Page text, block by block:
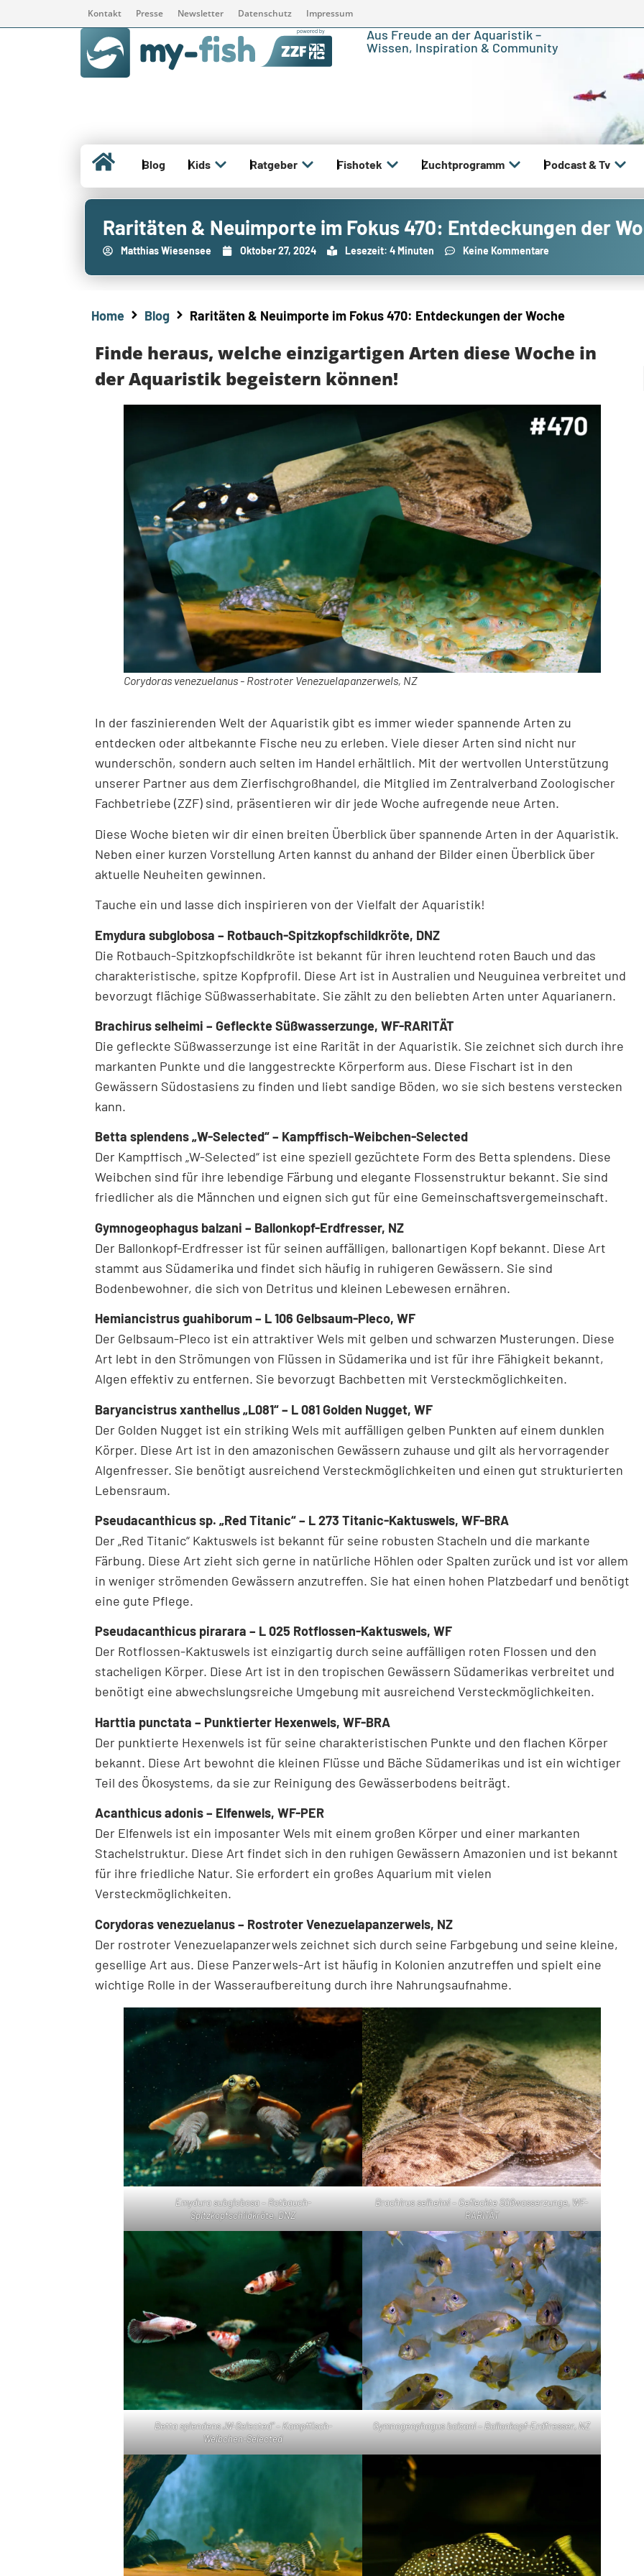
Kontakt Presse Newsletter Datenschutz Impressum
Aus Freude an der Aquaristik –
Wissen, Inspiration & Community
Blog Kids Ratgeber Fishotek Zuchtprogramm Podcast & Tv
Raritäten & Neuimporte im Fokus 470: Entdeckungen der
Matthias Wiesensee Oktober 27, 2024 Lesezeit: 4 Minuten Keine Kommentare
Home Blog Raritäten & Neuimporte im Fokus 470: Entdeckungen der Woche
Finde heraus, welche einzigartigen Arten diese Woche in
der Aquaristik begeistern können!
Corydoras venezuelanus - Rostroter Venezuelapanzerwels, NZ
In der faszinierenden Welt der Aquaristik gibt es immer wieder spannende Arten zu
entdecken oder altbekannte Fische neu zu erleben. Viele dieser Arten sind nicht nur
wunderschön, sondern auch selten im Handel erhältlich. Mit der wertvollen Unterstützung
unserer Partner aus dem Zierfischgroßhandel, die Mitglied im Zentralverband Zoologischer
Fachbetriebe (ZZF) sind, präsentieren wir dir jede Woche aufregende neue Arten.
Diese Woche bieten wir dir einen breiten Überblick über spannende Arten in der Aquaristik.
Neben einer kurzen Vorstellung Arten kannst du anhand der Bilder einen Überblick über
aktuelle Neuheiten gewinnen.
Tauche ein und lasse dich inspirieren von der Vielfalt der Aquaristik!
Emydura subglobosa – Rotbauch-Spitzkopfschildkröte, DNZ
Die Rotbauch-Spitzkopfschildkröte ist bekannt für ihren leuchtend roten Bauch und das
charakteristische, spitze Kopfprofil. Diese Art ist in Australien und Neuguinea verbreitet und
bevorzugt flächige Süßwasserhabitate. Sie zählt zu den beliebten Arten unter Aquarianern.
Brachirus selheimi – Gefleckte Süßwasserzunge, WF-RARITÄT
Die gefleckte Süßwasserzunge ist eine Rarität in der Aquaristik. Sie zeichnet sich durch ihre
markanten Punkte und die langgestreckte Körperform aus. Diese Fischart ist in den
Gewässern Südostasiens zu finden und liebt sandige Böden, wo sie sich bestens verstecken
kann.
Betta splendens „W-Selected“ – Kampffisch-Weibchen-Selected
Der Kampffisch „W-Selected“ ist eine speziell gezüchtete Form des Betta splendens. Diese
Weibchen sind für ihre lebendige Färbung und elegante Flossenstruktur bekannt. Sie sind
friedlicher als die Männchen und eignen sich gut für eine Gemeinschaftsvergemeinschaft.
Gymnogeophagus balzani – Ballonkopf-Erdfresser, NZ
Der Ballonkopf-Erdfresser ist für seinen auffälligen, ballonartigen Kopf bekannt. Diese Art
stammt aus Südamerika und findet sich häufig in ruhigeren Gewässern. Sie sind
Bodenbewohner, die sich von Detritus und kleinen Lebewesen ernähren.
Hemiancistrus guahiborum – L 106 Gelbsaum-Pleco, WF
Der Gelbsaum-Pleco ist ein attraktiver Wels mit gelben und schwarzen Musterungen. Diese
Art lebt in den Strömungen von Flüssen in Südamerika und ist für ihre Fähigkeit bekannt,
Algen effektiv zu entfernen. Sie bevorzugt Bachbetten mit Versteckmöglichkeiten.
Baryancistrus xanthellus „L081“ – L 081 Golden Nugget, WF
Der Golden Nugget ist ein striking Wels mit auffälligen gelben Punkten auf einem dunklen
Körper. Diese Art ist in den amazonischen Gewässern zuhause und gilt als hervorragender
Algenfresser. Sie benötigt ausreichend Versteckmöglichkeiten und einen gut strukturierten
Lebensraum.
Pseudacanthicus sp. „Red Titanic“ – L 273 Titanic-Kaktuswels, WF-BRA
Der „Red Titanic“ Kaktuswels ist bekannt für seine robusten Stacheln und die markante
Färbung. Diese Art zieht sich gerne in natürliche Höhlen oder Spalten zurück und ist vor allem
in weniger strömenden Gewässern anzutreffen. Sie hat einen hohen Platzbedarf und benötigt
eine gute Pflege.
Pseudacanthicus pirarara – L 025 Rotflossen-Kaktuswels, WF
Der Rotflossen-Kaktuswels ist einzigartig durch seine auffälligen roten Flossen und den
stacheligen Körper. Diese Art ist in den tropischen Gewässern Südamerikas verbreitet und
benötigt eine abwechslungsreiche Umgebung mit ausreichend Versteckmöglichkeiten.
Harttia punctata – Punktierter Hexenwels, WF-BRA
Der punktierte Hexenwels ist für seine charakteristischen Punkte und den flachen Körper
bekannt. Diese Art bewohnt die kleinen Flüsse und Bäche Südamerikas und ist ein wichtiger
Teil des Ökosystems, da sie zur Reinigung des Gewässerbodens beiträgt.
Acanthicus adonis – Elfenwels, WF-PER
Der Elfenwels ist ein imposanter Wels mit einem großen Körper und einer markanten
Stachelstruktur. Diese Art findet sich in den ruhigen Gewässern Amazonien und ist bekannt
für ihre friedliche Natur. Sie erfordert ein großes Aquarium mit vielen
Versteckmöglichkeiten.
Corydoras venezuelanus – Rostroter Venezuelapanzerwels, NZ
Der rostroter Venezuelapanzerwels zeichnet sich durch seine Farbgebung und seine kleine,
gesellige Art aus. Diese Panzerwels-Art ist häufig in Kolonien anzutreffen und spielt eine
wichtige Rolle in der Wasseraufbereitung durch ihre Nahrungsaufnahme.
Emydura subglobosa – Rotbauch-
Spitzkopfschildkröte, DNZ
Brachirus selheimi – Gefleckte Süßwasserzunge, WF-
RARITÄT
Betta splendens „W-Selected“ – Kampffisch-
Weibchen-Selected
Gymnogeophagus balzani – Ballonkopf-Erdfresser, NZ